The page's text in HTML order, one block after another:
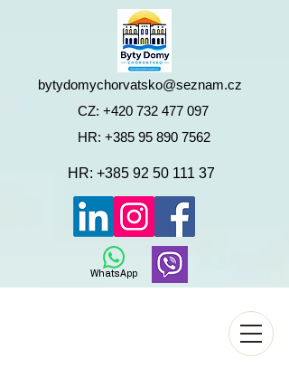
HR: +385 95 890 7562
CZ: +420 732 477 097
WhatsApp
bytydomychorvatsko@seznam.cz
HR: +385 92 50 111 37